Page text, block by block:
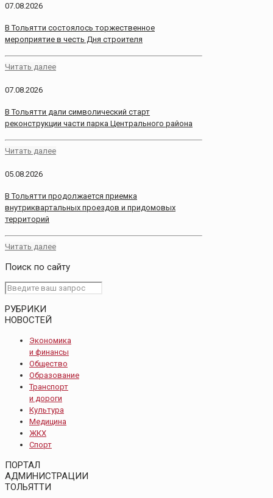
07.08.2026
В Тольятти состоялось торжественное
мероприятие в честь Дня строителя
Читать далее
07.08.2026
В Тольятти дали символический старт
реконструкции части парка Центрального района
Читать далее
05.08.2026
В Тольятти продолжается приемка
внутриквартальных проездов и придомовых
территорий
Читать далее
Поиск по сайту
РУБРИКИ
НОВОСТЕЙ
Экономика
и финансы
Общество
Образование
Транспорт
и дороги
Культура
Медицина
ЖКХ
Спорт
ПОРТАЛ
АДМИНИСТРАЦИИ
ТОЛЬЯТТИ